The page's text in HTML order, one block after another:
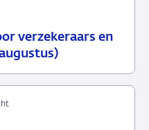
verzekeraars en